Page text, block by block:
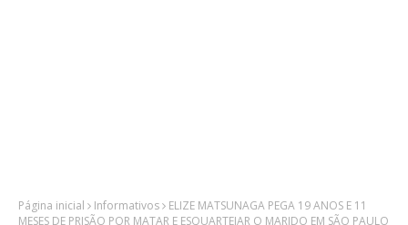
Página inicial Informativos
ELIZE MATSUNAGA PEGA 19 ANOS E 11
MESES DE PRISÃO POR MATAR E ESQUARTEJAR O MARIDO EM SÃO PAULO